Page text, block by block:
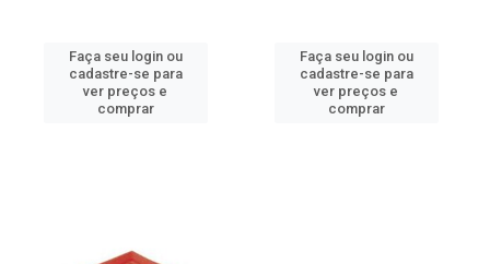
Faça seu login ou
cadastre-se para
ver preços e
comprar
Faça seu login ou
cadastre-se para
ver preços e
comprar